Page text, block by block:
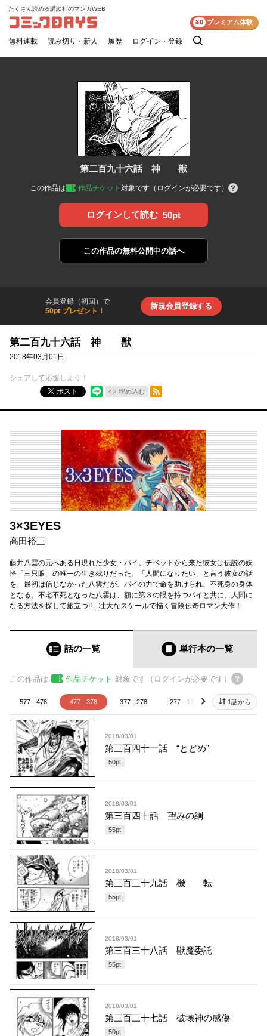
コミックDAYS
たくさん読める講談社のマンガWEB
無料連載 読み切り・新人 履歴 ログイン・登録
検
¥0 プレミアム体験
第二百九十六話 神 獣
この作品は 作品チケット 対象です（ログインが必要です）
ログインして読む 50pt
この作品の無料公開中の話へ
会員登録（初回）で
50pt プレゼント！
新規会員登録する
第二百九十六話 神 獣
2018年03月01日
シェアして応援しよう！
ポスト
埋め込む
RSSフィード
3×3EYES
高田裕三
藤井八雲の元へある日現れた少女・パイ。チベットから来た彼女は伝説の妖
怪「三只眼」の唯一の生き残りだった。「人間になりたい」と言う彼女の話
を、最初は信じなかった八雲だが、パイの力で命を助けられ、不死身の身体
となる。不老不死となった八雲は、額に第３の眼を持つパイと共に、人間に
なる方法を探して旅立つ!! 壮大なスケールで描く冒険伝奇ロマン大作！
話の一覧 単行本の一覧
この作品は 作品チケット 対象です（ログインが必要です）
577 - 478 477 - 378 377 - 278 277 - 178 177 - 78
next 1話から
2018/03/01
第三百四十一話 “とどめ”
50pt
2018/03/01
第三百四十話 望みの綱
55pt
2018/03/01
第三百三十九話 機 転
55pt
2018/03/01
第三百三十八話 獣魔委託
55pt
2018/03/01
第三百三十七話 破壊神の感傷
50pt